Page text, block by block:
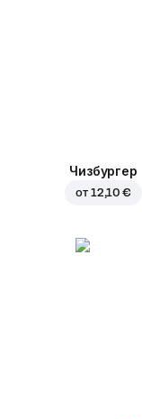
Чизбургер
от 12,10 €